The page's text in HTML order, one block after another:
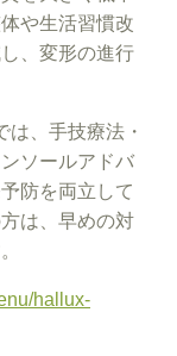
や生活習慣改
、変形の進行
は、手技療法・
ソールアドバ
防を両立して
は、早めの対
hallux-